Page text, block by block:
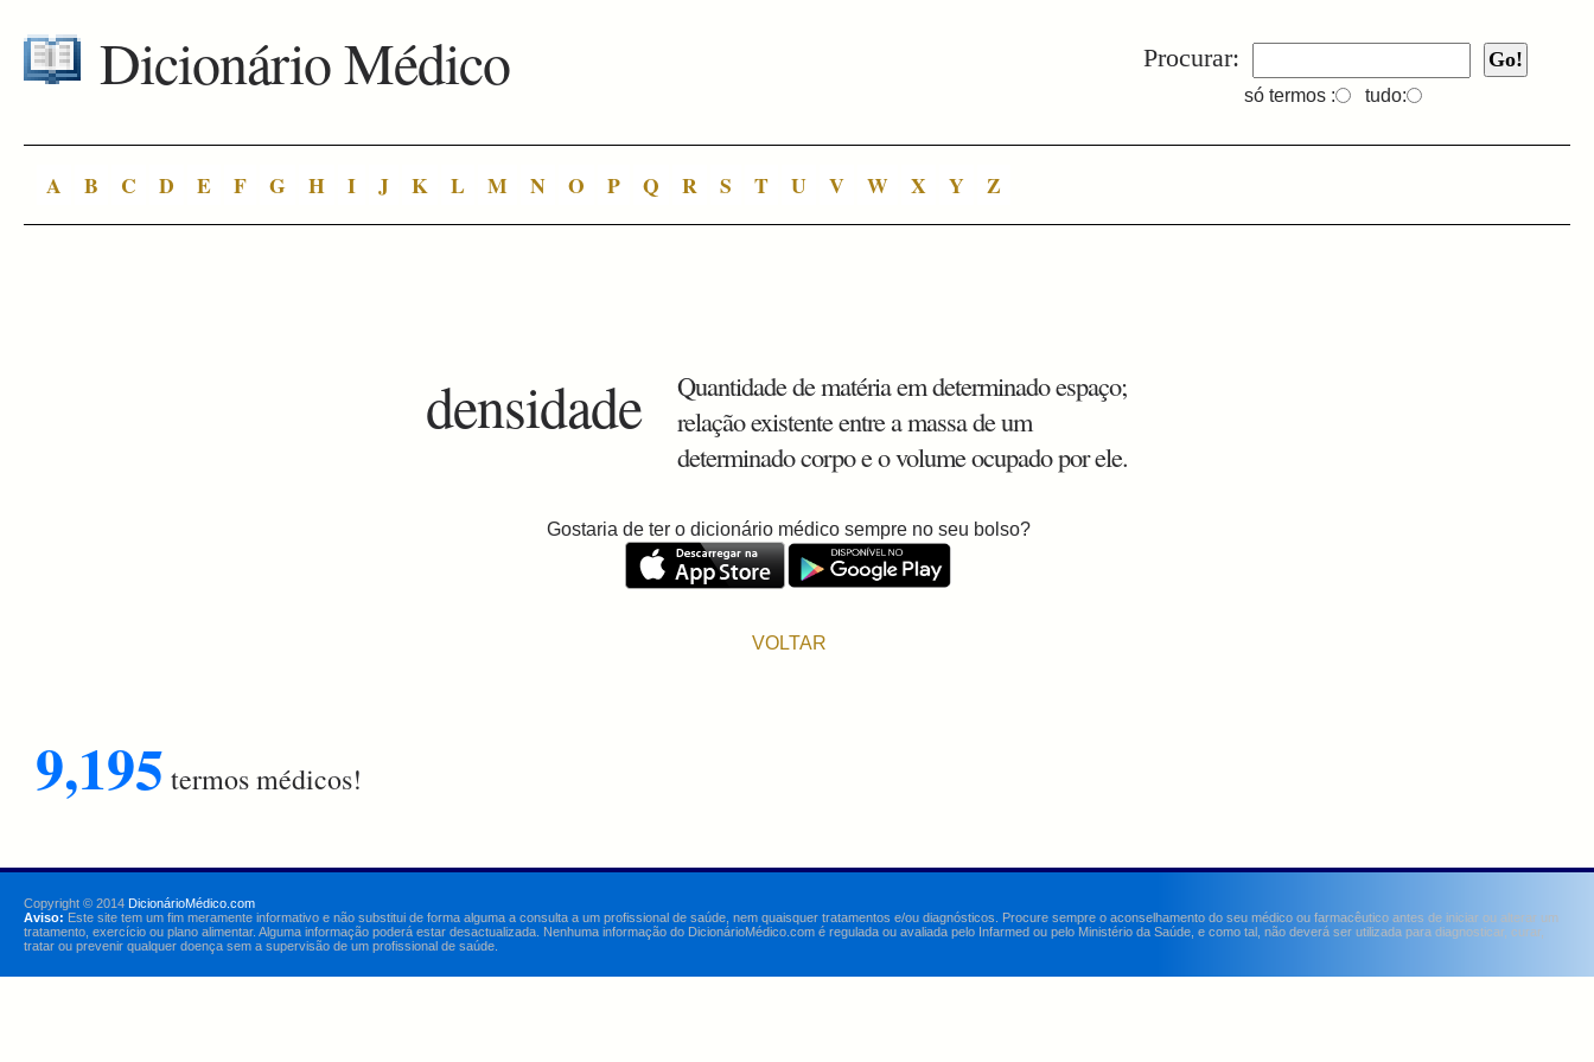
Procurar:
só termos : tudo:
Dicionário Médico
A B C D E F G H I J K L M N O P Q R S T U V W X Y Z
densidade
Quantidade de matéria em determinado espaço;
relação existente entre a massa de um
determinado corpo e o volume ocupado por ele.
Gostaria de ter o dicionário médico sempre no seu bolso?
VOLTAR
9,195 termos médicos!
Copyright © 2014 DicionárioMédico.com
Aviso: Este site tem um fim meramente informativo e não substitui de forma alguma a consulta a um profissional de saúde, nem quaisquer tratamentos e/ou diagnósticos. Procure sempre o aconselhamento do seu médico ou farmacêutico antes de iniciar ou alterar um
tratamento, exercício ou plano alimentar. Alguma informação poderá estar desactualizada. Nenhuma informação do DicionárioMédico.com é regulada ou avaliada pelo Infarmed ou pelo Ministério da Saúde, e como tal, não deverá ser utilizada para diagnosticar, curar,
tratar ou prevenir qualquer doença sem a supervisão de um profissional de saúde.